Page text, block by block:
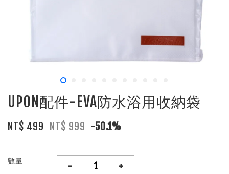
UPON配件-EVA防水浴用收納袋
NT$ 499 NT$ 999 -50.1%
數量 - +